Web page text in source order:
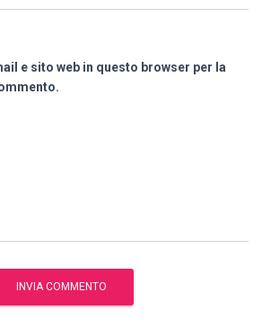
e sito web in questo browser per la